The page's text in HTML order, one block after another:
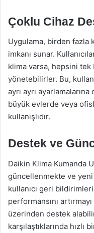
Çoklu Cihaz
Uygulama, birden fazla
imkanı sunar.
klima varsa, hepsini
yönetebilirler. Bu,
ayrı ayrı
büyük evlerde veya
kullanışlıdır.
Destek ve
Daikin Klima Kumanda
güncellenmekte ve
kullanıcı geri
performansını
üzerinden destek
karşılaştıklarında